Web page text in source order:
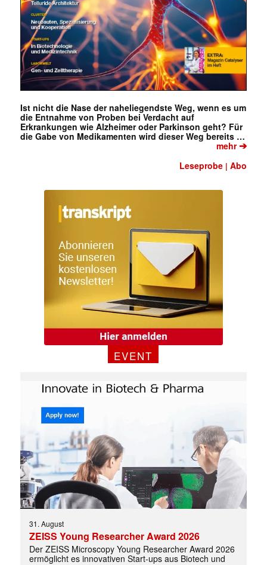
Ist nicht die Nase der naheliegendste Weg, wenn es um
die Entnahme von Proben bei Verdacht auf
Erkrankungen wie Alzheimer oder Parkinson geht? Für
die Gabe von Medikamenten wird dieser Weg bereits …
mehr➔
Leseprobe |Abo
EVENT
31. August
ZEISS Young Researcher Award 2026
Der ZEISS Microscopy Young Researcher Award 2026
ermöglicht es innovativen Start-ups aus Biotech und